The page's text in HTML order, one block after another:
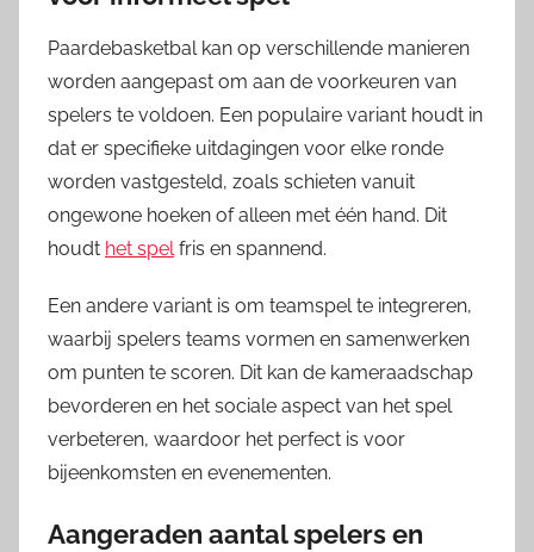
Paardebasketbal kan op verschillende manieren
worden aangepast om aan de voorkeuren van
spelers te voldoen. Een populaire variant houdt in
dat er specifieke uitdagingen voor elke ronde
worden vastgesteld, zoals schieten vanuit
ongewone hoeken of alleen met één hand. Dit
houdt het spelfris en spannend.
Een andere variant is om teamspel te integreren,
waarbij spelers teams vormen en samenwerken
om punten te scoren. Dit kan de kameraadschap
bevorderen en het sociale aspect van het spel
verbeteren, waardoor het perfect is voor
bijeenkomsten en evenementen.
Aangeraden aantal spelers en